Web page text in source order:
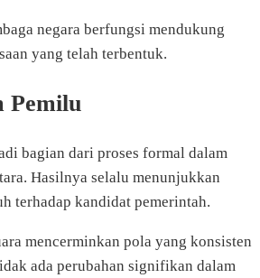
negara berfungsi mendukung
yang telah terbentuk.
Pemilu
bagian dari proses formal dalam
Hasilnya selalu menunjukkan
terhadap kandidat pemerintah.
mencerminkan pola yang konsisten
ada perubahan signifikan dalam